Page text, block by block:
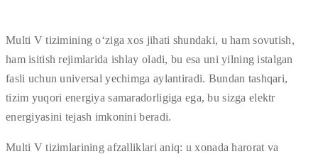
Multi V tizimining o‘ziga xos jihati shundaki, u ham sovutish,
ham isitish rejimlarida ishlay oladi, bu esa uni yilning istalgan
fasli uchun universal yechimga aylantiradi. Bundan tashqari,
tizim yuqori energiya samaradorligiga ega, bu sizga elektr
energiyasini tejash imkonini beradi.
Multi V tizimlarining afzalliklari aniq: u xonada harorat va